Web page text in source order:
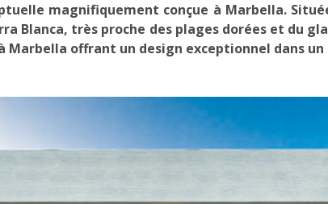
magnifiquement conçue à Marbella.
Blanca, très proche des plages dorées et du
offrant un design exceptionnel dans